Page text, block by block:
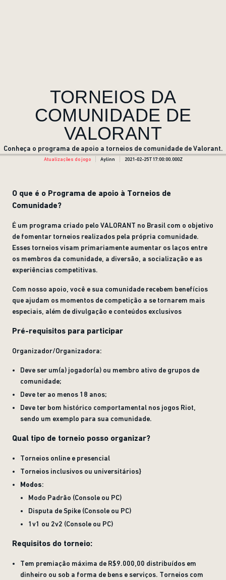
TORNEIOS DA
COMUNIDADE DE
VALORANT
Conheça o programa de apoio a torneios de comunidade de Valorant.
Atualizações do jogo Aylinn 2021-02-25T17:00:00.000Z
O que é o Programa de apoio à Torneios de
Comunidade?
É um programa criado pelo VALORANT no Brasil com o objetivo
de fomentar torneios realizados pela própria comunidade.
Esses torneios visam primariamente aumentar os laços entre
os membros da comunidade, a diversão, a socialização e as
experiências competitivas.
Com nosso apoio, você e sua comunidade recebem benefícios
que ajudam os momentos de competição a se tornarem mais
especiais, além de divulgação e conteúdos exclusivos
Pré-requisitos para participar
Organizador/Organizadora:
Deve ser um(a) jogador(a) ou membro ativo de grupos de
comunidade;
Deve ter ao menos 18 anos;
Deve ter bom histórico comportamental nos jogos Riot,
sendo um exemplo para sua comunidade.
Qual tipo de torneio posso organizar?
Torneios online e presencial
Torneios inclusivos ou universitários}
Modos:
Modo Padrão (Console ou PC)
Disputa de Spike (Console ou PC)
1v1 ou 2v2 (Console ou PC)
Requisitos do torneio:
Tem premiação máxima de R$9.000,00 distribuídos em
dinheiro ou sob a forma de bens e serviços. Torneios com